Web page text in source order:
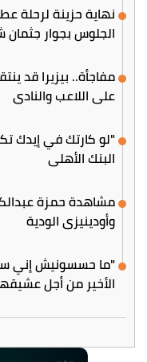
نهاية حزينة لرحلة
الجلوس بجوار جثمان
مفاجأة.. بيزيرا قد
على اللاعب والنادي
البنك الأهلي
مشاهدة حمزة
وأودينيزي الودية
الأخير من أجل